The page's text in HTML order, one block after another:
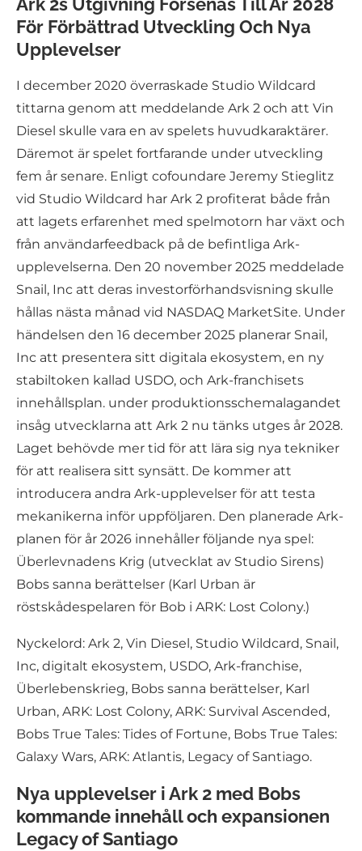
Ark 2s Utgivning Försenas Till År 2028
För Förbättrad Utveckling Och Nya
Upplevelser
I december 2020 överraskade Studio Wildcard
tittarna genom att meddelande Ark 2 och att Vin
Diesel skulle vara en av spelets huvudkaraktärer.
Däremot är spelet fortfarande under utveckling
fem år senare. Enligt cofoundare Jeremy Stieglitz
vid Studio Wildcard har Ark 2 profiterat både från
att lagets erfarenhet med spelmotorn har växt och
från användarfeedback på de befintliga Ark-
upplevelserna. Den 20 november 2025 meddelade
Snail, Inc att deras investorförhandsvisning skulle
hållas nästa månad vid NASDAQ MarketSite. Under
händelsen den 16 december 2025 planerar Snail,
Inc att presentera sitt digitala ekosystem, en ny
stabiltoken kallad USDO, och Ark-franchisets
innehållsplan. under produktionsschemalagandet
insåg utvecklarna att Ark 2 nu tänks utges år 2028.
Laget behövde mer tid för att lära sig nya tekniker
för att realisera sitt synsätt. De kommer att
introducera andra Ark-upplevelser för att testa
mekanikerna inför uppföljaren. Den planerade Ark-
planen för år 2026 innehåller följande nya spel:
Überlevnadens Krig (utvecklat av Studio Sirens)
Bobs sanna berättelser (Karl Urban är
röstskådespelaren för Bob i ARK: Lost Colony.)
Nyckelord: Ark 2, Vin Diesel, Studio Wildcard, Snail,
Inc, digitalt ekosystem, USDO, Ark-franchise,
Überlebenskrieg, Bobs sanna berättelser, Karl
Urban, ARK: Lost Colony, ARK: Survival Ascended,
Bobs True Tales: Tides of Fortune, Bobs True Tales:
Galaxy Wars, ARK: Atlantis, Legacy of Santiago.
Nya upplevelser i Ark 2 med Bobs
kommande innehåll och expansionen
Legacy of Santiago